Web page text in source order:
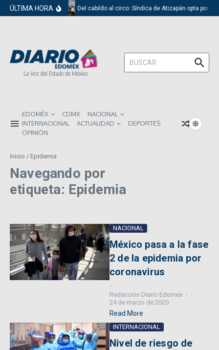
Saltar al contenido
ÚLTIMA HORA Del cabildo al circo: Síndica de Atizapán opta por
La Voz del Estado de México
Buscar:
EDOMÉX CDMX
NACIONAL
INTERNACIONAL
ACTUALIDAD
DEPORTES
OPINIÓN
Inicio / Epidemia
Navegando por
etiqueta: Epidemia
NACIONAL
México pasa a la fase
2 de la epidemia por
coronavirus
...
Redacción Diario Edomex
24 de marzo de 2020
Read More
INTERNACIONAL
Nivel de riesgo de